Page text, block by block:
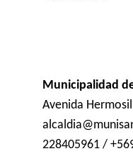
Municipalidad
Avenida
228405961 /